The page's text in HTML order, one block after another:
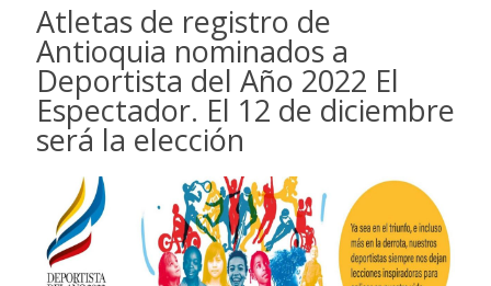
Atletas de registro de
Antioquia nominados a
Deportista del Año 2022 El
Espectador. El 12 de diciembre
será la elección